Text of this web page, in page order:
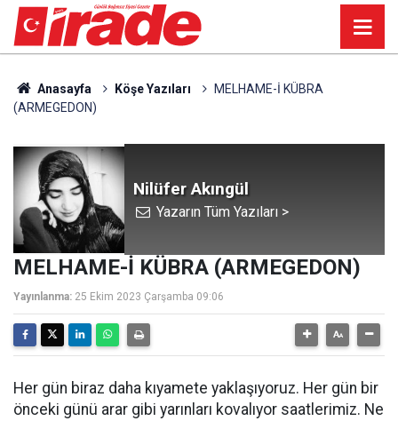
Anasayfa Köşe Yazıları
MELHAME-İ KÜBRA
(ARMEGEDON)
Nilüfer Akıngül
Yazarın Tüm Yazıları >
MELHAME-İ KÜBRA (ARMEGEDON)
Yayınlanma: 25 Ekim 2023 Çarşamba 09:06
Her gün biraz daha kıyamete yaklaşıyoruz. Her gün bir
önceki günü arar gibi yarınları kovalıyor saatlerimiz. Ne